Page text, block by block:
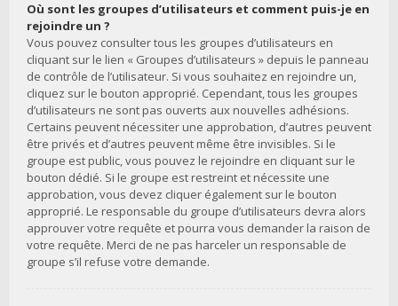
Où sont les groupes d’utilisateurs et comment puis-je en
rejoindre un ?
Vous pouvez consulter tous les groupes d’utilisateurs en
cliquant sur le lien « Groupes d’utilisateurs » depuis le panneau
de contrôle de l’utilisateur. Si vous souhaitez en rejoindre un,
cliquez sur le bouton approprié. Cependant, tous les groupes
d’utilisateurs ne sont pas ouverts aux nouvelles adhésions.
Certains peuvent nécessiter une approbation, d’autres peuvent
être privés et d’autres peuvent même être invisibles. Si le
groupe est public, vous pouvez le rejoindre en cliquant sur le
bouton dédié. Si le groupe est restreint et nécessite une
approbation, vous devez cliquer également sur le bouton
approprié. Le responsable du groupe d’utilisateurs devra alors
approuver votre requête et pourra vous demander la raison de
votre requête. Merci de ne pas harceler un responsable de
groupe s’il refuse votre demande.